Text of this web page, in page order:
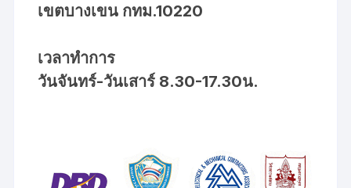
เขตบางเขน กทม.10220
เวลาทำการ
วันจันทร์-วันเสาร์ 8.30-17.30น.